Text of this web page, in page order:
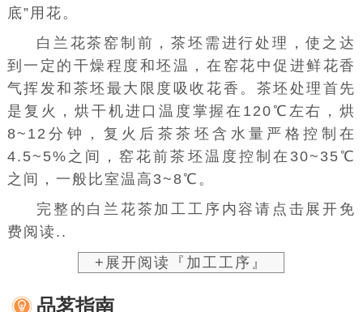
底”用花。
白兰花茶窑制前，茶坯需进行处理，使之达
到一定的干燥程度和坯温，在窑花中促进鲜花香
气挥发和茶坯最大限度吸收花香。茶坯处理首先
是复火，烘干机进口温度掌握在120℃左右，烘
8~12分钟，复火后茶茶坯含水量严格控制在
4.5~5%之间，窑花前茶坯温度控制在30~35℃
之间，一般比室温高3~8℃。
完整的白兰花茶加工工序内容请点击展开免
费阅读..
+展开阅读『加工工序』
品茗指南